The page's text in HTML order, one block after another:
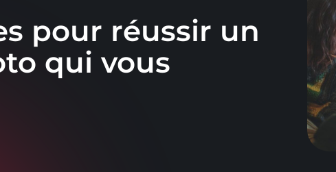
pour réussir un
qui vous